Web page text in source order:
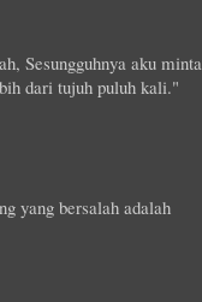
Sesungguhnya aku minta
dari tujuh puluh kali."
yang bersalah adalah